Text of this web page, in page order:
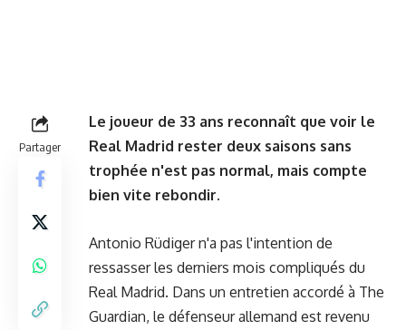
Partager
Le joueur de 33 ans reconnaît que voir le
Real Madrid rester deux saisons sans
trophée n'est pas normal, mais compte
bien vite rebondir.
Antonio Rüdiger n'a pas l'intention de
ressasser les derniers mois compliqués du
Real Madrid. Dans un entretien accordé à The
Guardian, le défenseur allemand est revenu